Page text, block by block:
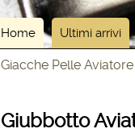
Home Ultimi arrivi
Giacche Pelle Aviatore
Giubbotto